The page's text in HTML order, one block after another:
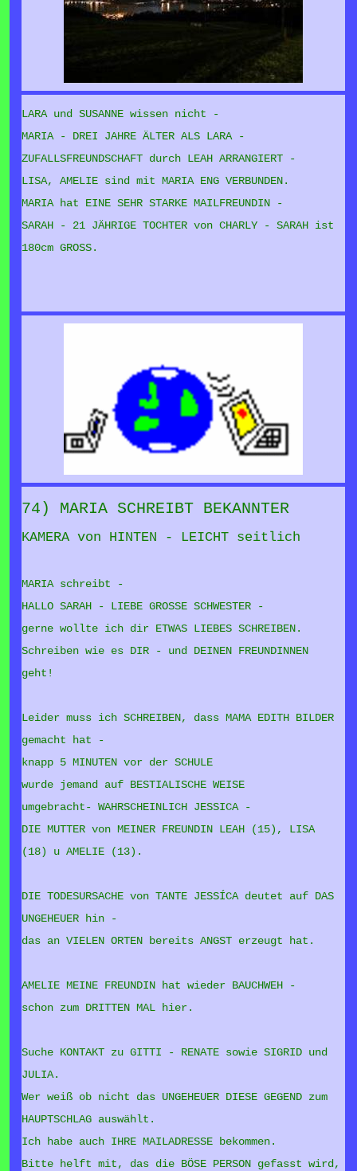
LARA und SUSANNE wissen nicht -
MARIA - DREI JAHRE ÄLTER ALS LARA -
ZUFALLSFREUNDSCHAFT durch LEAH ARRANGIERT -
LISA, AMELIE sind mit MARIA ENG VERBUNDEN.
MARIA hat EINE SEHR STARKE MAILFREUNDIN -
SARAH - 21 JÄHRIGE TOCHTER von CHARLY - SARAH ist
180cm GROSS.
74) MARIA SCHREIBT BEKANNTER
KAMERA von HINTEN - LEICHT seitlich
MARIA schreibt -
HALLO SARAH - LIEBE GROSSE SCHWESTER -
gerne wollte ich dir ETWAS LIEBES SCHREIBEN.
Schreiben wie es DIR - und DEINEN FREUNDINNEN
geht!
Leider muss ich SCHREIBEN, dass MAMA EDITH BILDER
gemacht hat -
knapp 5 MINUTEN vor der SCHULE
wurde jemand auf BESTIALISCHE WEISE
umgebracht- WAHRSCHEINLICH JESSICA -
DIE MUTTER von MEINER FREUNDIN LEAH (15), LISA
(18) u AMELIE (13).
DIE TODESURSACHE von TANTE JESSÍCA deutet auf DAS
UNGEHEUER hin -
das an VIELEN ORTEN bereits ANGST erzeugt hat.
AMELIE MEINE FREUNDIN hat wieder BAUCHWEH -
schon zum DRITTEN MAL hier.
Suche KONTAKT zu GITTI - RENATE sowie SIGRID und
JULIA.
Wer weiß ob nicht das UNGEHEUER DIESE GEGEND zum
HAUPTSCHLAG auswählt.
Ich habe auch IHRE MAILADRESSE bekommen.
Bitte helft mit, das die BÖSE PERSON gefasst wird,